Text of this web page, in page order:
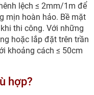
lệch ≤ 2mm/1m để
mịn hoàn hảo. Bề mặt
thi công. Với những
hoặc lắp đặt trên trần
khoảng cách ≤ 50cm
hợp?